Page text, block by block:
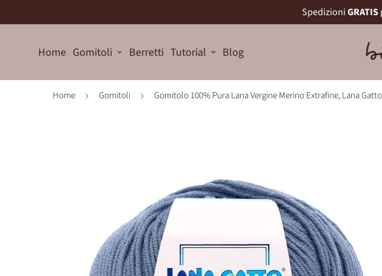
SpedizioniGRATIS
Home Gomitoli Berretti Tutorial Blog
Home Gomitoli Gomitolo 100% Pura Lana Vergine Merino Extrafine, Lana